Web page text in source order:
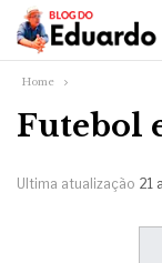
Home
Futebol
Ultima atualização 21